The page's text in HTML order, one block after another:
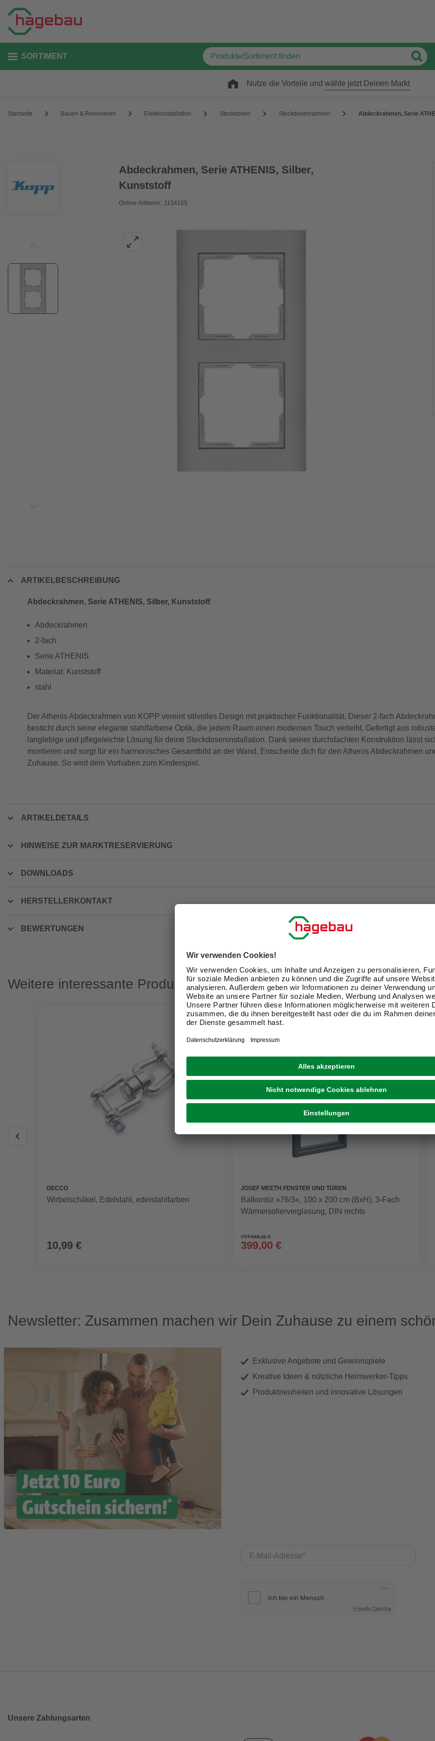
SORTIMENT
Nutze die Vorteile und wähle jetzt Deinen Markt
Startseite Bauen & Renovieren Elektroinstallation Steckdosen Steckdosenrahmen Abdeckrahmen, Serie
Abdeckrahmen, Serie ATHENIS, Silber,
Kunststoff
Online-Artikelnr.: 1134155
ARTIKELBESCHREIBUNG
Abdeckrahmen, Serie ATHENIS, Silber, Kunststoff
Abdeckrahmen
2-fach
Serie ATHENIS
Material: Kunststoff
stahl
Der Athenis Abdeckrahmen von KOPP vereint stilvolles Design mit praktischer Funktionalität. Dieser 2-fach
besticht durch seine elegante stahlfarbene Optik, die jedem Raum einen modernen Touch verleiht. Gefertigt aus
langlebige und pflegeleichte Lösung für deine Steckdoseninstallation. Dank seiner durchdachten Konstruktion lässt
montieren und sorgt für ein harmonisches Gesamtbild an der Wand. Entscheide dich für den Athenis Abdeckrahmen
Zuhause. So wird dein Vorhaben zum Kinderspiel.
ARTIKELDETAILS
HINWEISE ZUR MARKTRESERVIERUNG
DOWNLOADS
HERSTELLERKONTAKT
BEWERTUNGEN
Weitere interessante Produkte
GECCO
Wirbelschäkel, Edelstahl, edelstahlfarben
10,99 €
JOSEF MEETH FENSTER UND TÜREN
Balkontür »76/3«, 100 x 200 cm (BxH), 3-Fach
Wärmeisolierverglasung, DIN rechts
UVP446,11 €
399,00 €
Newsletter: Zusammen machen wir Dein Zuhause zu einem
Exklusive Angebote und Gewinnspiele
Kreative Ideen & nützliche Heimwerker-Tipps
Produktneuheiten und innovative Lösungen
E-Mail-Adresse
Friendly Captcha
Unsere Zahlungsarten